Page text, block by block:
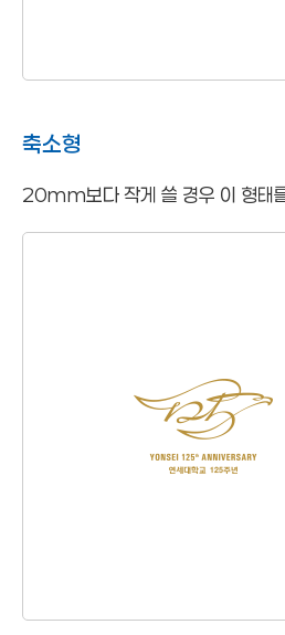
축소형
20mm보다 작게 쓸 경우 이 형태